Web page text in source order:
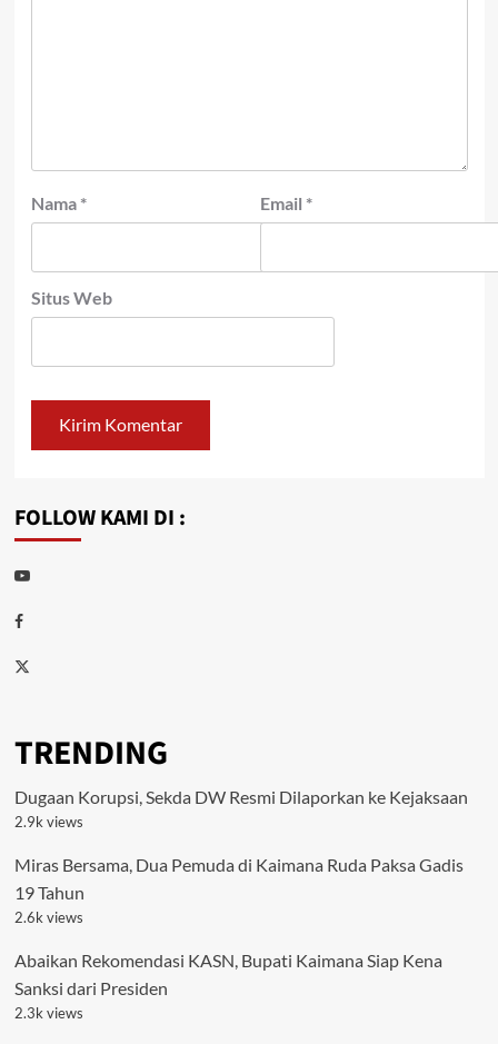
Nama * Email *
Situs Web
FOLLOW KAMI DI :
Youtube
Facebook
Twitter
TRENDING
Dugaan Korupsi, Sekda DW Resmi Dilaporkan ke Kejaksaan
2.9k views
Miras Bersama, Dua Pemuda di Kaimana Ruda Paksa Gadis
19 Tahun
2.6k views
Abaikan Rekomendasi KASN, Bupati Kaimana Siap Kena
Sanksi dari Presiden
2.3k views